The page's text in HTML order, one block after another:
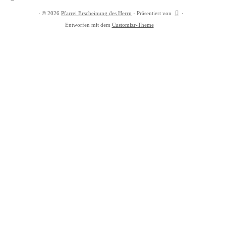
· © 2026 Pfarrei Erscheinung des Herrn · Präsentiert von
·
Entworfen mit dem Customizr-Theme·